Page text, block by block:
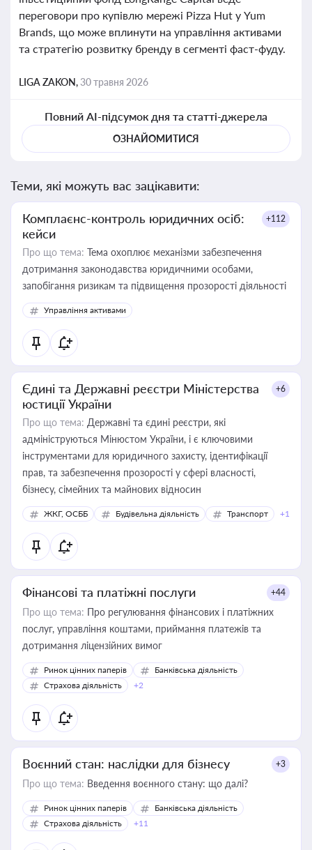
переговори про купівлю мережі Pizza Hut у Yum
Brands, що може вплинути на управління активами
та стратегію розвитку бренду в сегменті фаст-фуду.
LIGA ZAKON,30 травня 2026
Повний AI-підсумок дня та статті-джерела
ОЗНАЙОМИТИСЯ
Теми, які можуть вас зацікавити:
Комплаєнс-контроль юридичних осіб:
кейси
+112
Про що тема: Тема охоплює механізми забезпечення
дотримання законодавства юридичними особами,
запобігання ризикам та підвищення прозорості діяльності
Управління активами
Єдині та Державні реєстри Міністерства
юстиції України
+6
Про що тема: Державні та єдині реєстри, які
адмініструються Мінюстом України, і є ключовими
інструментами для юридичного захисту, ідентифікації
прав, та забезпечення прозорості у сфері власності,
бізнесу, сімейних та майнових відносин
ЖКГ, ОСББ Будівельна діяльність Транспорт +1
Фінансові та платіжні послуги +44
Про що тема: Про регулювання фінансових і платіжних
послуг, управління коштами, приймання платежів та
дотримання ліцензійних вимог
Ринок цінних паперів
Банківська діяльність
Страхова діяльність
+2
Воєнний стан: наслідки для бізнесу +3
Про що тема: Введення воєнного стану: що далі?
Ринок цінних паперів
Банківська діяльність
Страхова діяльність
+11